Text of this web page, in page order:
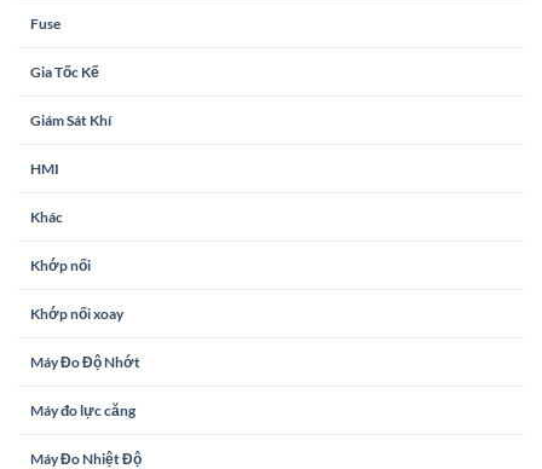
Fuse
Gia Tốc Kế
Giám Sát Khí
HMI
Khác
Khớp nối
Khớp nối xoay
Máy Đo Độ Nhớt
Máy đo lực căng
Máy Đo Nhiệt Độ